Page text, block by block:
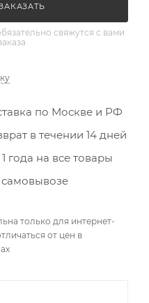
свяжутся с вами
по Москве и РФ
в течении 14 дней
года на все товары
только для интернет-
от цен в